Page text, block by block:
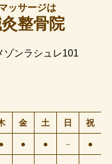
ッサージは
整骨院
ゾンラシュレ101
金 土 日 祝
● ● ● － ●